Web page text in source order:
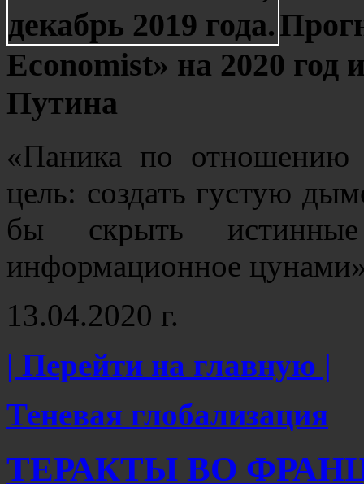
Economist» на 2020 год
Путина
«Паника по отношению
цель: создать густую
бы скрыть
информационное
13.04.2020 г.
| Перейти на главную |
Теневая глобализация
ТЕРАКТЫ ВО